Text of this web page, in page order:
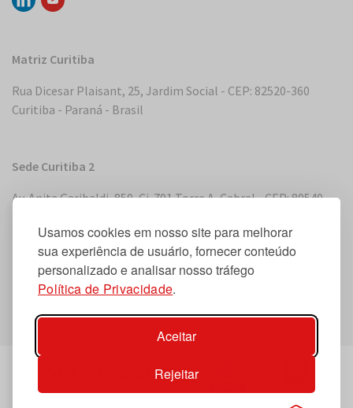
Usamos cookies em nosso site para melhorar
sua experiência de usuário, fornecer conteúdo
personalizado e analisar nosso tráfego
Política de Privacidade.
Aceitar
Rejeitar
Matriz Curitiba
Rua Dicesar Plaisant, 25, Jardim Social - CEP: 82520-360
Curitiba - Paraná - Brasil
Sede Curitiba 2
Av. Anita Garibaldi, 850, Cj. 701 Torre A, Cabral - CEP: 80540-
Sede Miami, Flórida